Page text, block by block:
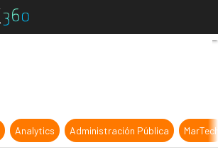
MaTHiSiS, el proyecto educativo
Analytics Administración Pública